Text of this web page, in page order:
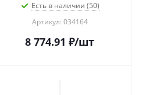
Есть в наличии (50)
Артикул: 034164
8 774.91 ₽/шт